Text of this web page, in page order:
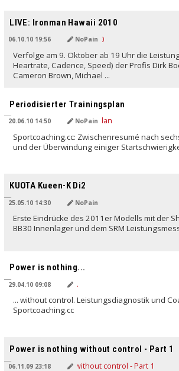
LIVE: Ironman Hawaii 2010
06.10.10 19:56 NoPain
Verfolge am 9. Oktober ab 19 Uhr die
Heartrate, Cadence, Speed) der Profis Dirk
Cameron Brown, Michael ...
Periodisierter Trainingsplan
20.06.10 14:50 NoPain
Sportcoaching.cc: Zwischenresumé nach
und der Überwindung einiger
KUOTA Kueen-K Di2
25.05.10 14:30 NoPain
Erste Eindrücke des 2011er Modells mit der
BB30 Innenlager und dem SRM
Power is nothing...
29.04.10 09:08
... without control. Leistungsdiagnostik und
Sportcoaching.cc
Power is nothing without control - Part 1
06.11.09 23:18